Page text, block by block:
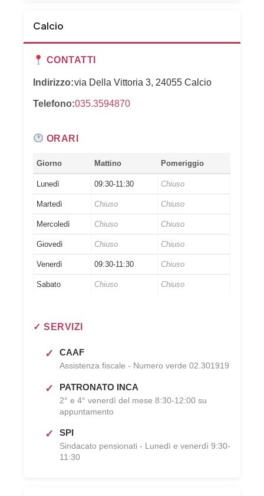
Calcio
CONTATTI
Indirizzo:via Della Vittoria 3, 24055 Calcio
Telefono:035.3594870
ORARI
Giorno Mattino Pomeriggio
Lunedì 09:30-11:30 Chiuso
Martedì Chiuso Chiuso
Mercoledì Chiuso Chiuso
Giovedì Chiuso Chiuso
Venerdì 09:30-11:30 Chiuso
Sabato Chiuso Chiuso
✓ SERVIZI
CAAF
Assistenza fiscale - Numero verde 02.301919
PATRONATO INCA
2° e 4° venerdì del mese 8:30-12:00 su
appuntamento
SPI
Sindacato pensionati - Lunedì e venerdì 9:30-
11:30